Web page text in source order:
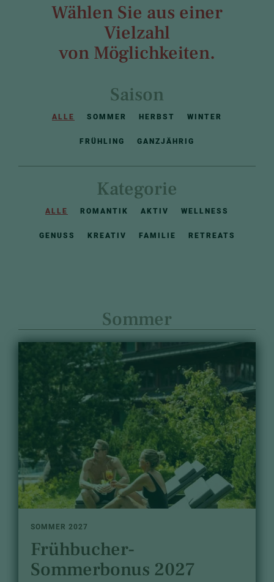
Wählen Sie aus einer
Vielzahl
von Möglichkeiten.
Saison
ALLE SOMMER HERBST WINTER
FRÜHLING GANZJÄHRIG
Kategorie
ALLE ROMANTIK AKTIV WELLNESS
GENUSS KREATIV FAMILIE RETREATS
Sommer
SOMMER 2027
Frühbucher-
Sommerbonus 2027